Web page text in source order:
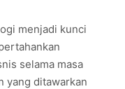
menjadi kunci
selama masa
yang ditawarkan